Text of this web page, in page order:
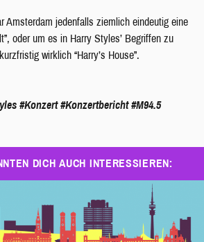
Amsterdam jedenfalls ziemlich eindeutig eine
oder um es in Harry Styles’ Begriffen zu
wirklich “Harry’s House”.
#Konzert #Konzertbericht #M94.5
DICH AUCH INTERESSIEREN: